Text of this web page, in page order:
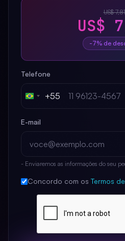
US$ 7,81
US$
-7% de
Telefone
Brazil+55
E-mail
- Enviaremos as informações do seu
Concordo com os Termos